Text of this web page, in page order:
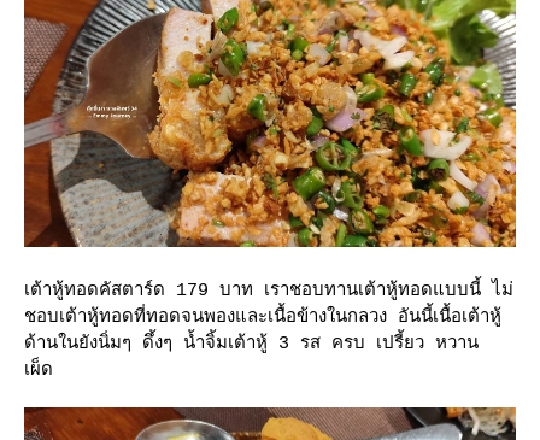
เต้าหู้ทอดคัสตาร์ด 179 บาท เราชอบทานเต้าหู้ทอดแบบนี้ ไม่
ชอบเต้าหู้ทอดที่ทอดจนพองและเนื้อข้างในกลวง อันนี้เนื้อเต้าหู้
ด้านในยังนิ่มๆ ดึ้งๆ น้ำจิ้มเต้าหู้ 3 รส ครบ เปรี้ยว หวาน
เผ็ด